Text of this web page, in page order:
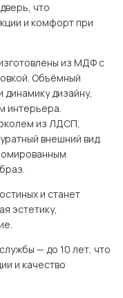
что
и комфорт при
из МДФ с
Объёмный
динамику дизайну,
интерьера.
из ЛДСП,
внешний вид.
и станет
эстетику,
— до 10 лет, что
и качество